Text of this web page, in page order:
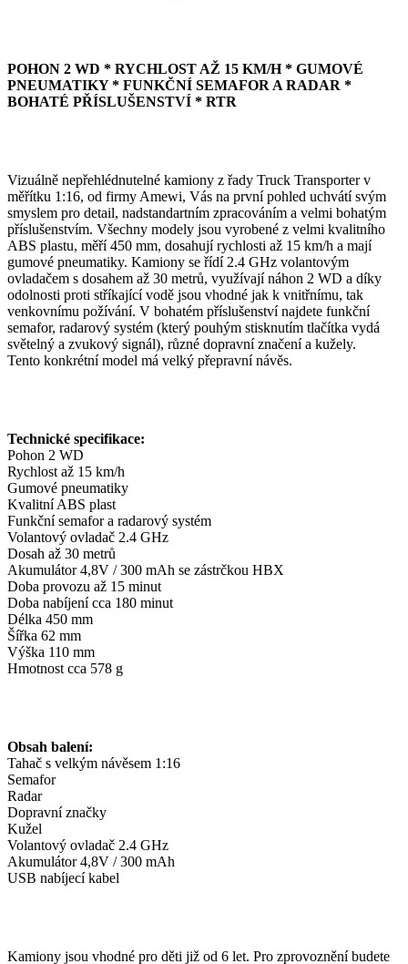
POHON 2 WD * RYCHLOST AŽ 15 KM/H * GUMOVÉ
PNEUMATIKY * FUNKČNÍ SEMAFOR A RADAR *
BOHATÉ PŘÍSLUŠENSTVÍ * RTR
Vizuálně nepřehlédnutelné kamiony z řady Truck Transporter v
měřítku 1:16, od firmy Amewi, Vás na první pohled uchvátí svým
smyslem pro detail, nadstandartním zpracováním a velmi bohatým
příslušenstvím. Všechny modely jsou vyrobené z velmi kvalitního
ABS plastu, měří 450 mm, dosahují rychlosti až 15 km/h a mají
gumové pneumatiky. Kamiony se řídí 2.4 GHz volantovým
ovladačem s dosahem až 30 metrů, využívají náhon 2 WD a díky
odolnosti proti stříkající vodě jsou vhodné jak k vnitřnímu, tak
venkovnímu požívání. V bohatém příslušenství najdete funkční
semafor, radarový systém (který pouhým stisknutím tlačítka vydá
světelný a zvukový signál), různé dopravní značení a kužely.
Tento konkrétní model má velký přepravní návěs.
Technické specifikace:
Pohon 2 WD
Rychlost až 15 km/h
Gumové pneumatiky
Kvalitní ABS plast
Funkční semafor a radarový systém
Volantový ovladač 2.4 GHz
Dosah až 30 metrů
Akumulátor 4,8V / 300 mAh se zástrčkou HBX
Doba provozu až 15 minut
Doba nabíjení cca 180 minut
Délka 450 mm
Šířka 62 mm
Výška 110 mm
Hmotnost cca 578 g
Obsah balení:
Tahač s velkým návěsem 1:16
Semafor
Radar
Dopravní značky
Kužel
Volantový ovladač 2.4 GHz
Akumulátor 4,8V / 300 mAh
USB nabíjecí kabel
Kamiony jsou vhodné pro děti již od 6 let. Pro zprovoznění budete